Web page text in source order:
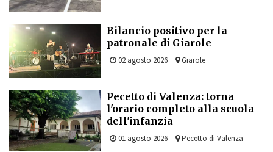
Bilancio positivo per la
patronale di Giarole
02 agosto 2026 Giarole
Pecetto di Valenza: torna
l'orario completo alla scuola
dell'infanzia
01 agosto 2026 Pecetto di Valenza